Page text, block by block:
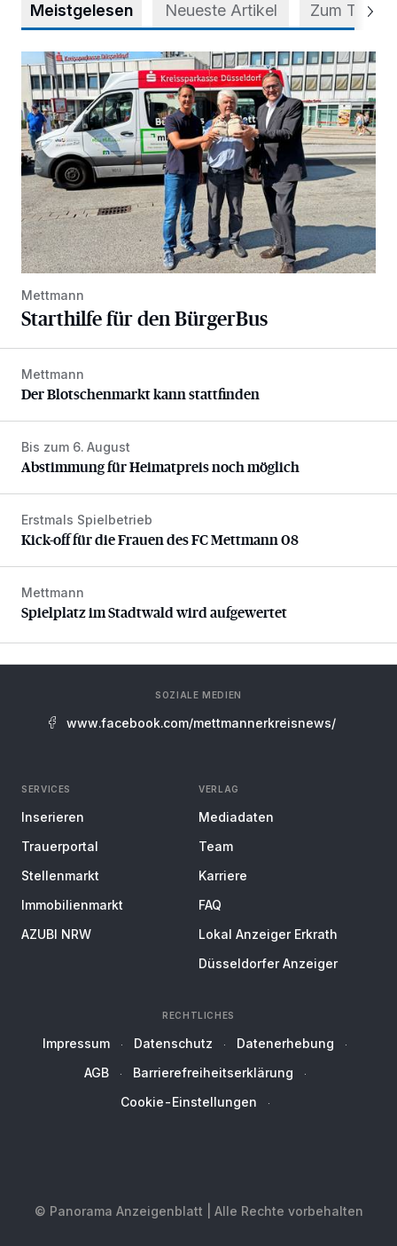
Meistgelesen Neueste Artikel Zum Thema
Starthilfe für den BürgerBus
Mettmann
Starthilfe für den BürgerBus
Der Blotschenmarkt kann stattfinden
Mettmann
Der Blotschenmarkt kann stattfinden
Abstimmung für Heimatpreis noch möglich
Bis zum 6. August
Abstimmung für Heimatpreis noch möglich
Kick-off für die Frauen des FC Mettmann 08
Erstmals Spielbetrieb
Kick-off für die Frauen des FC Mettmann 08
Spielplatz im Stadtwald wird aufgewertet
Mettmann
Spielplatz im Stadtwald wird aufgewertet
SOZIALE MEDIEN
www.facebook.com/mettmannerkreisnews/
SERVICES
Inserieren
Trauerportal
Stellenmarkt
Immobilienmarkt
AZUBI NRW
VERLAG
Mediadaten
Team
Karriere
FAQ
Lokal Anzeiger Erkrath
Düsseldorfer Anzeiger
RECHTLICHES
Impressum Datenschutz
Datenerhebung
AGB
Barrierefreiheitserklärung
Cookie-Einstellungen
© Panorama Anzeigenblatt | Alle Rechte vorbehalten